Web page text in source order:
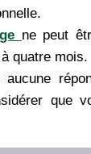
ne peut
quatre mois.
aucune
que